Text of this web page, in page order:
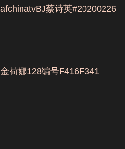
afchinatvBJ蔡诗英#20200226
金荷娜128编号F416F341